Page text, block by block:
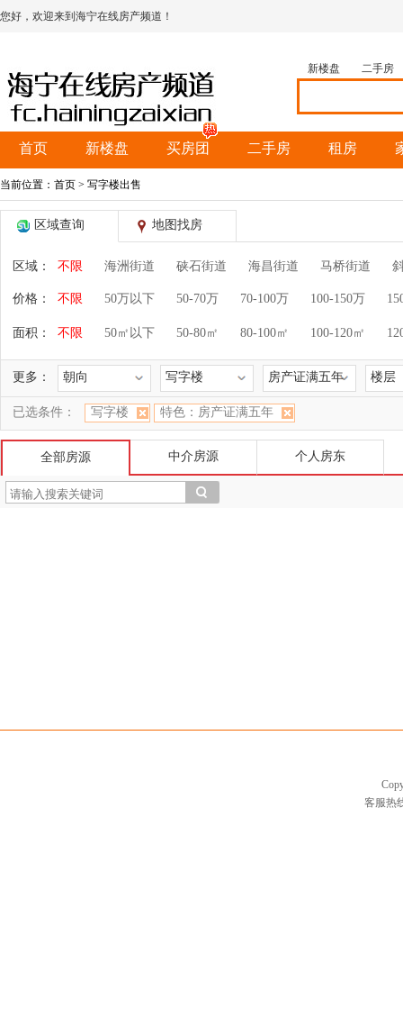
您好，欢迎来到海宁在线房产频道！
新楼盘 二手房
首页 新楼盘 买房团 二手房 租房
当前位置： 首页 > 写字楼出售
区域查询 地图找房
区域： 不限 海洲街道 硖石街道 海昌街道 马桥街道
价格： 不限 50万以下 50-70万 70-100万 100-150万
面积： 不限 50㎡以下 50-80㎡ 80-100㎡ 100-120㎡
更多： 朝向 写字楼 房产证满五年 楼层
已选条件： 写字楼 特色：房产证满五年
全部房源 中介房源 个人房东
客服热